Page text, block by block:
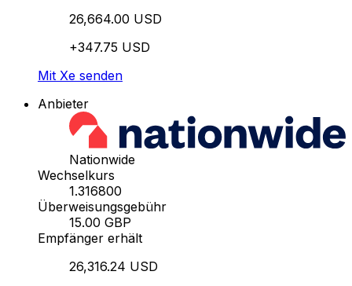
26,664.00 USD
+347.75 USD
Mit Xe senden
Anbieter
Nationwide
Wechselkurs
1.316800
Überweisungsgebühr
15.00 GBP
Empfänger erhält
26,316.24 USD